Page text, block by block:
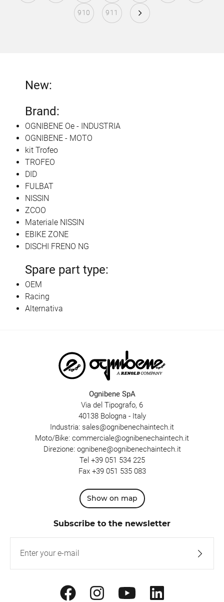
910 911
New:
Brand:
OGNIBENE Oe - INDUSTRIA
OGNIBENE - MOTO
kit Trofeo
TROFEO
DID
FULBAT
NISSIN
ZCOO
Materiale NISSIN
EBIKE ZONE
DISCHI FRENO NG
Spare part type:
OEM
Racing
Alternativa
Ognibene SpA
Via del Tipografo, 6
40138 Bologna - Italy
Industria: sales@ognibenechaintech.it
Moto/Bike: commerciale@ognibenechaintech.it
Direzione: ognibene@ognibenechaintech.it
Tel +39 051 534 225
Fax +39 051 535 083
Show on map
Subscribe to the newsletter